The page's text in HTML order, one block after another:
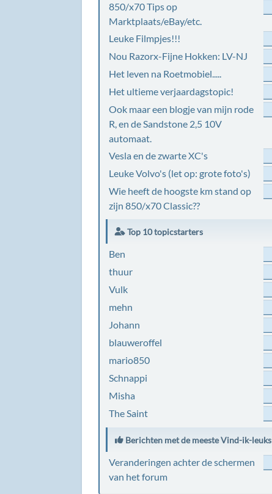
850/x70 Tips op
Marktplaats/eBay/etc.
Leuke Filmpjes!!!
Nou Razorx-Fijne Hokken: LV-NJ
Het leven na Roetmobiel.....
Het ultieme verjaardagstopic!
Ook maar een blogje van mijn rode
R, en de Sandstone 2,5 10V
automaat.
Vesla en de zwarte XC's
Leuke Volvo's (let op: grote foto's)
Wie heeft de hoogste km stand op
zijn 850/x70 Classic??
Top 10 topicstarters
Ben
thuur
Vulk
mehn
Johann
blauweroffel
mario850
Schnappi
Misha
The Saint
Berichten met de meeste Vind-ik-leuks
Veranderingen achter de schermen
van het forum